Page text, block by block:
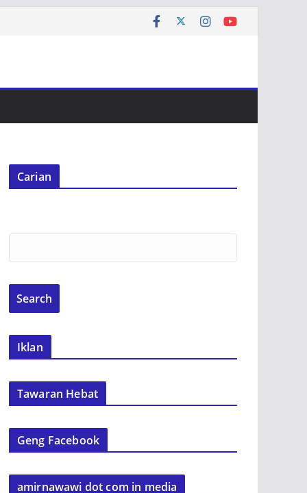
Carian
Iklan
Tawaran Hebat
Geng Facebook
amirnawawi dot com in media